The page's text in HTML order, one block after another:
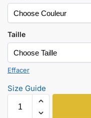
Taille
Effacer
Size Guide